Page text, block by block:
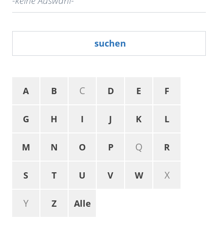
suchen
A B C D E F
G H I J K L
M N O P Q R
S T U V W X
Y Z Alle